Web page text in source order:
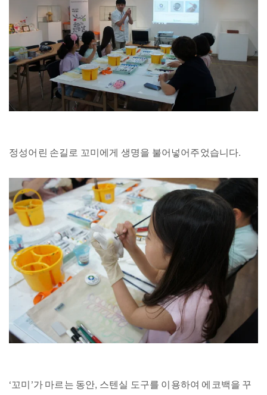
정성어린 손길로 꼬미에게 생명을 불어넣어주었습니다.
‘꼬미’가 마르는 동안, 스텐실 도구를 이용하여 에코백을 꾸